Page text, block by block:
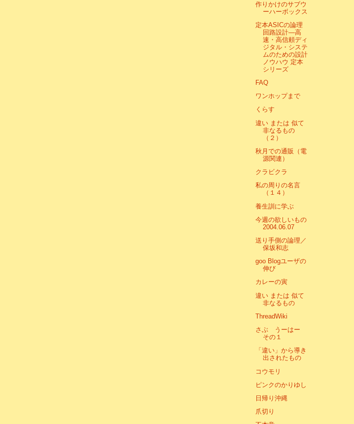
作りかけのサブウ
ーハーボックス
定本ASICの論理
回路設計―高
速・高信頼ディ
ジタル・システ
ムのための設計
ノウハウ 定本
シリーズ
FAQ
ワンホップまで
くらす
違い または 似て
非なるもの
（２）
秋月での通販（電
源関連）
クラビクラ
私の周りの名言
（１４）
養生訓に学ぶ
今週の欲しいもの
2004.06.07
送り手側の論理／
保坂和志
goo Blogユーザの
伸び
カレーの寅
違い または 似て
非なるもの
ThreadWiki
さぶ うーはー
その１
「違い」から導き
出されたもの
コウモリ
ピンクのかりゆし
日帰り沖縄
爪切り